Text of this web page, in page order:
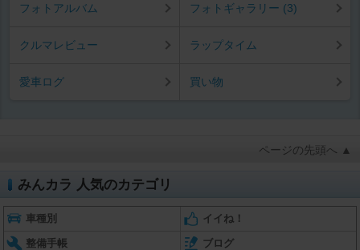
フォトアルバム フォトギャラリー (3)
クルマレビュー ラップタイム
愛車ログ 買い物
ページの先頭へ ▲
みんカラ 人気のカテゴリ
車種別 イイね！
整備手帳 ブログ